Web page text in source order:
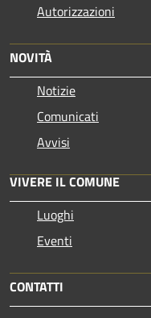
Autorizzazioni
NOVITÀ
Notizie
Comunicati
Avvisi
VIVERE IL COMUNE
Luoghi
Eventi
CONTATTI